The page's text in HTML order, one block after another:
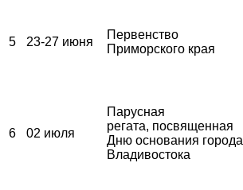
5 23-27 июня
Первенство
Приморского края
6 02 июля
Парусная
регата, посвященная
Дню основания города
Владивостока